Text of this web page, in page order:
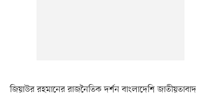
জিয়াউর রহমানের রাজনৈতিক দর্শন বাংলাদেশি জাতীয়তাবাদ